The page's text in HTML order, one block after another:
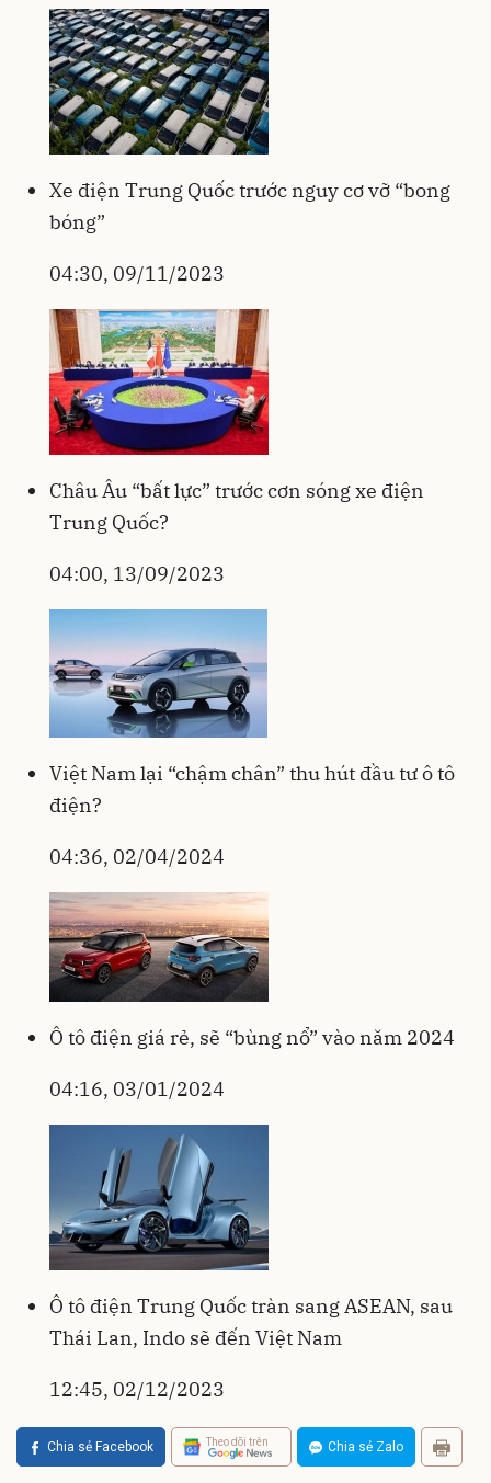
Xe điện Trung Quốc trước nguy cơ vỡ “bong
bóng”
04:30, 09/11/2023
Châu Âu “bất lực” trước cơn sóng xe điện
Trung Quốc?
04:00, 13/09/2023
Việt Nam lại “chậm chân” thu hút đầu tư ô tô
điện?
04:36, 02/04/2024
Ô tô điện giá rẻ, sẽ “bùng nổ” vào năm 2024
04:16, 03/01/2024
Ô tô điện Trung Quốc tràn sang ASEAN, sau
Thái Lan, Indo sẽ đến Việt Nam
12:45, 02/12/2023
Chia sẻ Facebook Theo dõi trên Chia sẻ Zalo